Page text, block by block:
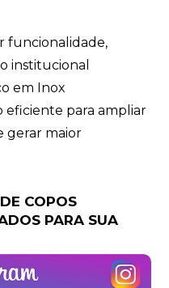
funcionalidade,
institucional
em Inox
eficiente para ampliar
gerar maior
COPOS
PARA SUA